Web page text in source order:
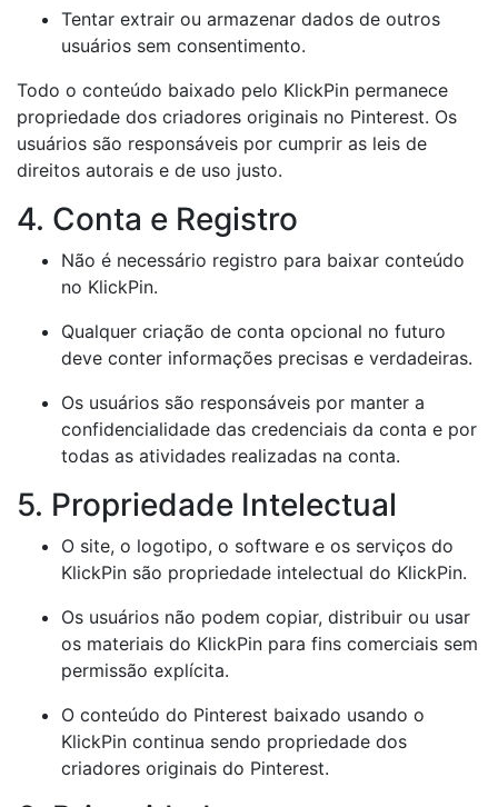
Tentar extrair ou armazenar dados de outros
usuários sem consentimento.
Todo o conteúdo baixado pelo KlickPin permanece
propriedade dos criadores originais no Pinterest. Os
usuários são responsáveis por cumprir as leis de
direitos autorais e de uso justo.
4. Conta e Registro
Não é necessário registro para baixar conteúdo
no KlickPin.
Qualquer criação de conta opcional no futuro
deve conter informações precisas e verdadeiras.
Os usuários são responsáveis por manter a
confidencialidade das credenciais da conta e por
todas as atividades realizadas na conta.
5. Propriedade Intelectual
O site, o logotipo, o software e os serviços do
KlickPin são propriedade intelectual do KlickPin.
Os usuários não podem copiar, distribuir ou usar
os materiais do KlickPin para fins comerciais sem
permissão explícita.
O conteúdo do Pinterest baixado usando o
KlickPin continua sendo propriedade dos
criadores originais do Pinterest.